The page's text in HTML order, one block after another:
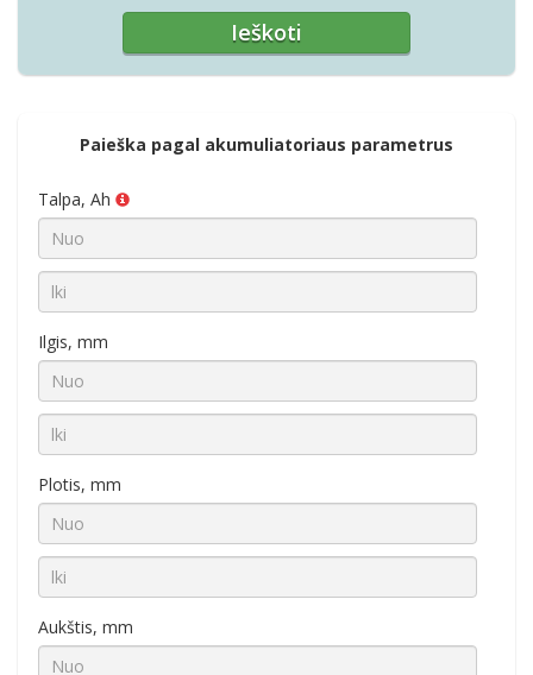
Paieška pagal akumuliatoriaus parametrus
Talpa, Ah
Ilgis, mm
Plotis, mm
Aukštis, mm